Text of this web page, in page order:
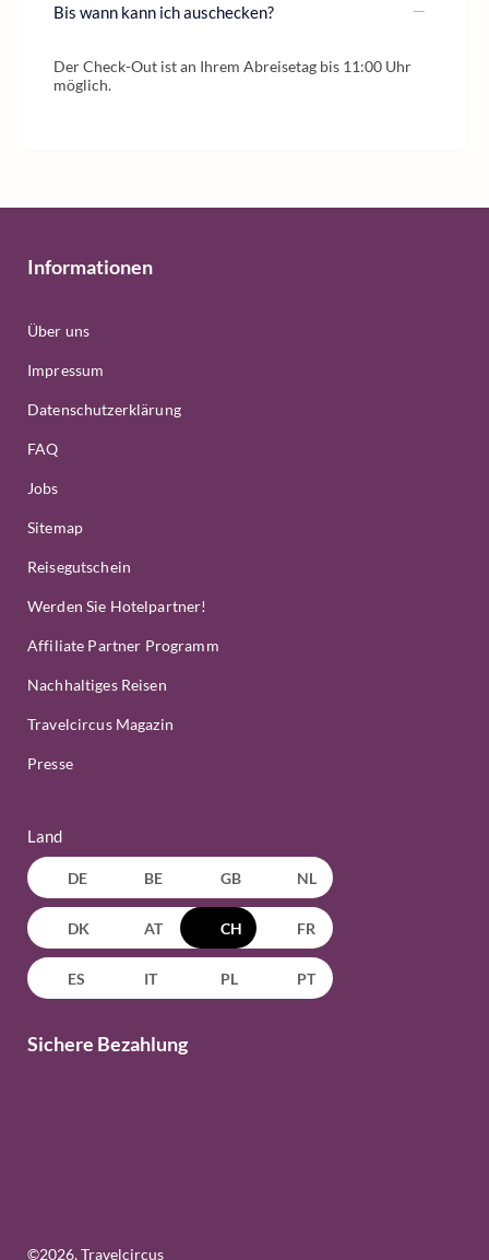
Bis wann kann ich auschecken?
Der Check-Out ist an Ihrem Abreisetag bis 11:00 Uhr
möglich.
Informationen
Über uns
Impressum
Datenschutzerklärung
FAQ
Jobs
Sitemap
Reisegutschein
Werden Sie Hotelpartner!
Affiliate Partner Programm
Nachhaltiges Reisen
Travelcircus Magazin
Presse
Land
DE BE GB NL
DK AT CH FR
ES IT PL PT
Sichere Bezahlung
©2026, Travelcircus